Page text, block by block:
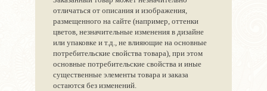
отличаться от описания и изображения,
размещенного на сайте (например, оттенки
цветов, незначительные изменения в дизайне
или упаковке и т.д., не влияющие на основные
потребительские свойства товара), при этом
основные потребительские свойства и иные
существенные элементы товара и заказа
остаются без изменений.